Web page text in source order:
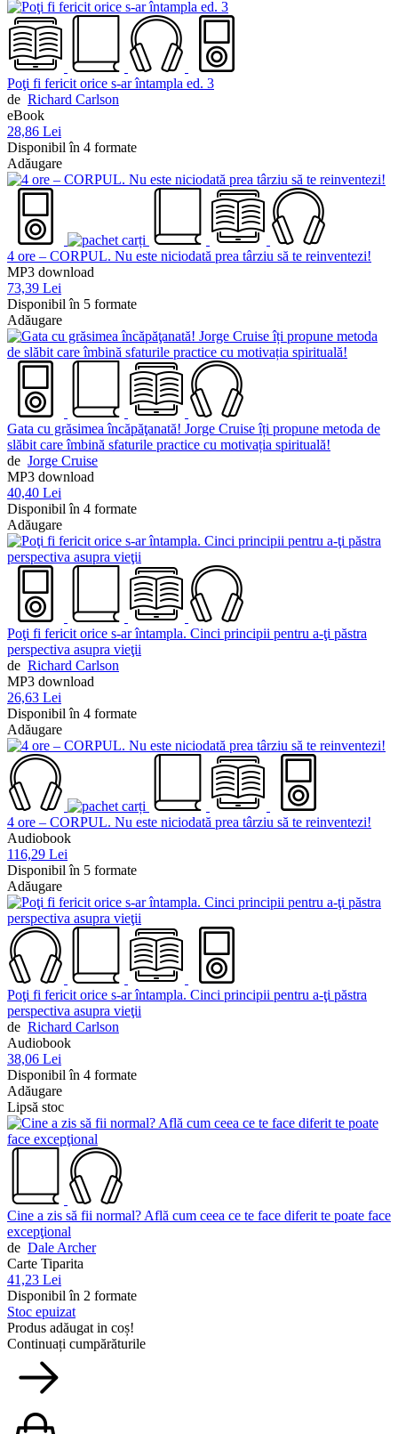
Poţi fi fericit orice s-ar întampla ed. 3
de Richard Carlson
eBook
28,86 Lei
Disponibil în 4 formate
Adăugare
4 ore – CORPUL. Nu este niciodată prea târziu să te reinventezi!
MP3 download
73,39 Lei
Disponibil în 5 formate
Adăugare
Gata cu grăsimea încăpăţanată! Jorge Cruise îți propune metoda de
slăbit care îmbină sfaturile practice cu motivația spirituală!
de Jorge Cruise
MP3 download
40,40 Lei
Disponibil în 4 formate
Adăugare
Poţi fi fericit orice s-ar întampla. Cinci principii pentru a-ţi păstra
perspectiva asupra vieţii
de Richard Carlson
MP3 download
26,63 Lei
Disponibil în 4 formate
Adăugare
4 ore – CORPUL. Nu este niciodată prea târziu să te reinventezi!
Audiobook
116,29 Lei
Disponibil în 5 formate
Adăugare
Poţi fi fericit orice s-ar întampla. Cinci principii pentru a-ţi păstra
perspectiva asupra vieţii
de Richard Carlson
Audiobook
38,06 Lei
Disponibil în 4 formate
Adăugare
Lipsă stoc
Cine a zis să fii normal? Află cum ceea ce te face diferit te poate face
excepţional
de Dale Archer
Carte Tiparita
41,23 Lei
Disponibil în 2 formate
Stoc epuizat
Produs adăugat in coș!
Continuați cumpărăturile